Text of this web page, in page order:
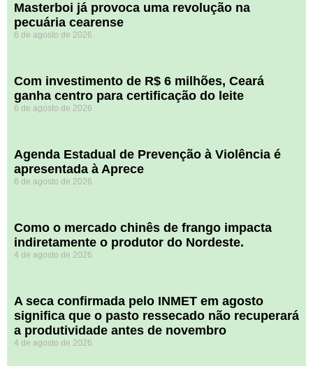
Masterboi já provoca uma revolução na
pecuária cearense
6 de agosto de 2026
Com investimento de R$ 6 milhões, Ceará
ganha centro para certificação do leite
6 de agosto de 2026
Agenda Estadual de Prevenção à Violência é
apresentada à Aprece
6 de agosto de 2026
​Como o mercado chinês de frango impacta
indiretamente o produtor do Nordeste.
4 de agosto de 2026
A seca confirmada pelo INMET em agosto
significa que o pasto ressecado não recuperará
a produtividade antes de novembro
4 de agosto de 2026